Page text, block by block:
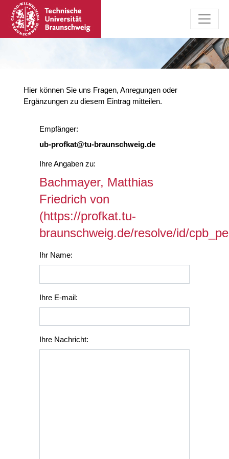
Hier können Sie uns Fragen, Anregungen oder
Ergänzungen zu diesem Eintrag mitteilen.
Empfänger:
ub-profkat@tu-braunschweig.de
Ihre Angaben zu:
Bachmayer, Matthias
Friedrich von
(https://profkat.tu-
braunschweig.de/resolve/id/
Ihr Name:
Ihre E-mail:
Ihre Nachricht: